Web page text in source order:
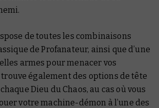
de toutes les combinaisons
de Profanateur, ainsi que d’une
armes pour menacer vos
trouve également des options de tête
Dieu du Chaos, au cas où vous
votre machine-démon à l’une des